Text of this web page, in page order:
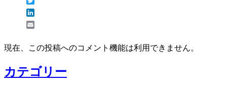
現在、この投稿へのコメント機能は利用できません。
カテゴリー